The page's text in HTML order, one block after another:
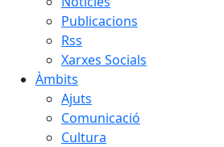
Publicacions
Rss
Xarxes Socials
Àmbits
Ajuts
Comunicació
Cultura